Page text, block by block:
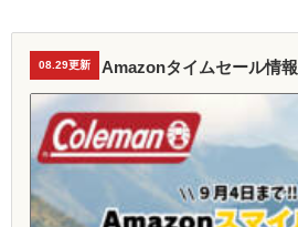
08.29更新 Amazonタイムセール情報